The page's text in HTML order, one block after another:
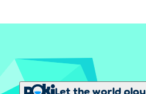
Let the world play